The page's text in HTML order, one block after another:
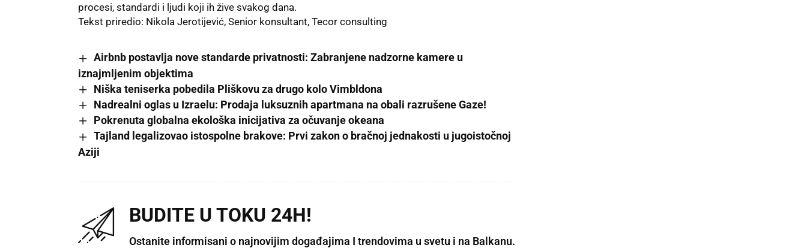
procesi, standardi i ljudi koji ih žive svakog dana.
Tekst priredio: Nikola Jerotijević, Senior konsultant, Tecor consulting
Airbnb postavlja nove standarde privatnosti: Zabranjene nadzorne kamere u
iznajmljenim objektima
Niška teniserka pobedila Pliškovu za drugo kolo Vimbldona
Nadrealni oglas u Izraelu: Prodaja luksuznih apartmana na obali razrušene Gaze!
Pokrenuta globalna ekološka inicijativa za očuvanje okeana
Tajland legalizovao istospolne brakove: Prvi zakon o bračnoj jednakosti u jugoistočnoj
Aziji
BUDITE U TOKU 24H!
Ostanite informisani o najnovijim događajima I trendovima u svetu i na Balkanu.